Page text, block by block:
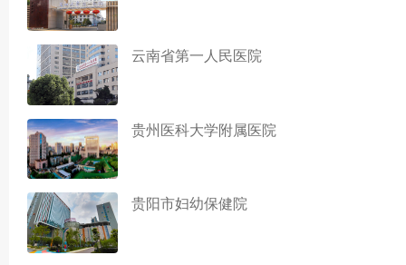
云南省第一人民医院
贵州医科大学附属医院
贵阳市妇幼保健院